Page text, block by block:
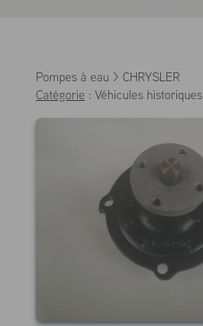
Pompes à eau > CHRYSLER
Catégorie : Véhicules historiques